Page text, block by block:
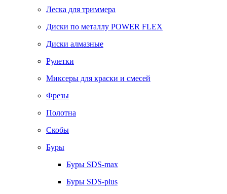
Леска для триммера
Диски по металлу POWER FLEX
Диски алмазные
Рулетки
Миксеры для краски и смесей
Фрезы
Полотна
Скобы
Буры
Буры SDS-max
Буры SDS-plus